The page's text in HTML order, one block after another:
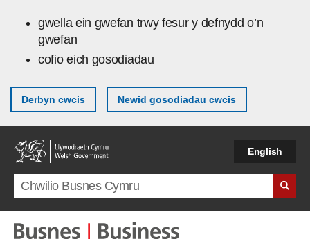
gwella ein gwefan trwy fesur y defnydd o’n
gwefan
cofio eich gosodiadau
Derbyn cwcis Newid gosodiadau cwcis
English
Search term